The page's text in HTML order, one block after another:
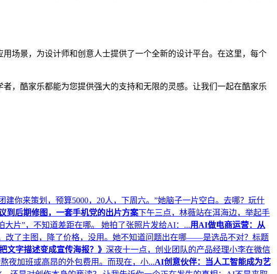
场景，为设计师和创意人士提供了一个全新的设计平台。在这里，每个
，酷家乐都能为您提供强大的支持和无限的灵感。让我们一起在酷家乐
建你来策划，预算5000，20人，下周六。”她脑子一片空白。去哪？玩什
到后期修图，一套手机党的出片方案下午三点，林薇站在洱海边，举起手
片”，不知道差距在哪。 她拍了张照片发给AI：...用AI做电商运营：从
改了主图，降了价格，没用。她不知道问题出在哪——是选品不对？标题
文字描述变成宣传海报？》 深夜十一点，创业团队的产品经理小李在微信
夜加班或高昂的外包费用。而现在，小...AI创意伙伴：当人工智能成为艺